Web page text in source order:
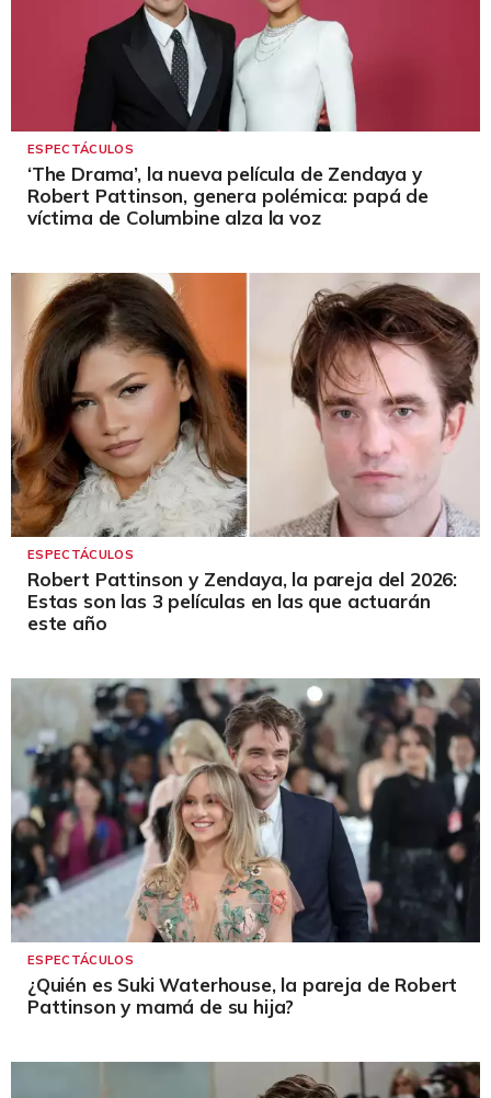
ESPECTÁCULOS
‘The Drama’, la nueva película de Zendaya y
Robert Pattinson, genera polémica: papá de
víctima de Columbine alza la voz
ESPECTÁCULOS
Robert Pattinson y Zendaya, la pareja del 2026:
Estas son las 3 películas en las que actuarán
este año
ESPECTÁCULOS
¿Quién es Suki Waterhouse, la pareja de Robert
Pattinson y mamá de su hija?